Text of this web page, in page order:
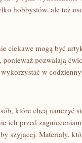
hobbystów, ale też
ciekawe mogą być
pozwalają
w
które chcą nauczyć
ich przed
szyjącej. Materiały,